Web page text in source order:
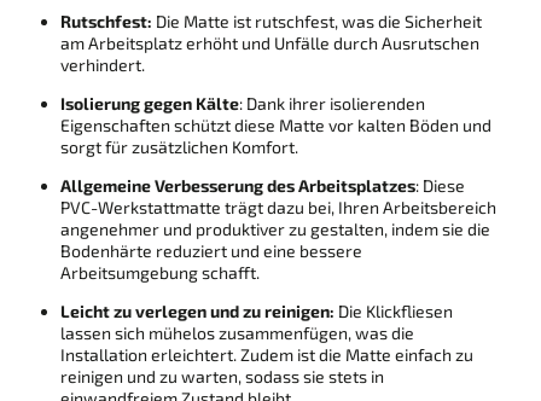
Rutschfest: Die Matte ist rutschfest, was die Sicherheit
am Arbeitsplatz erhöht und Unfälle durch Ausrutschen
verhindert.
Isolierung gegen Kälte: Dank ihrer isolierenden
Eigenschaften schützt diese Matte vor kalten Böden und
sorgt für zusätzlichen Komfort.
Allgemeine Verbesserung des Arbeitsplatzes: Diese
PVC-Werkstattmatte trägt dazu bei, Ihren Arbeitsbereich
angenehmer und produktiver zu gestalten, indem sie die
Bodenhärte reduziert und eine bessere
Arbeitsumgebung schafft.
Leicht zu verlegen und zu reinigen: Die Klickfliesen
lassen sich mühelos zusammenfügen, was die
Installation erleichtert. Zudem ist die Matte einfach zu
reinigen und zu warten, sodass sie stets in